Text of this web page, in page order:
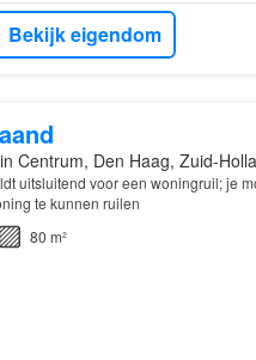
Bekijk eigendom
Centrum, Den Haag, Zuid-
uitsluitend voor een woningruil; je
te kunnen ruilen
80 m²